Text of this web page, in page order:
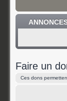
Faire un
Ces dons